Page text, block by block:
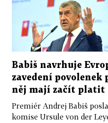
Babiš navrhuje
zavedení povolenek
něj mají začít platit
Premiér Andrej Babiš
komise Ursule von der